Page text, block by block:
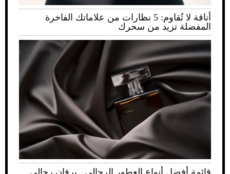
أناقة لا تُقاوم: 5 نظارات من علاماتك الفاخرة
المفضلة تزيد من سحرك
قائمة أفضل أنواع العطور الرجالي.. برفان رجالي